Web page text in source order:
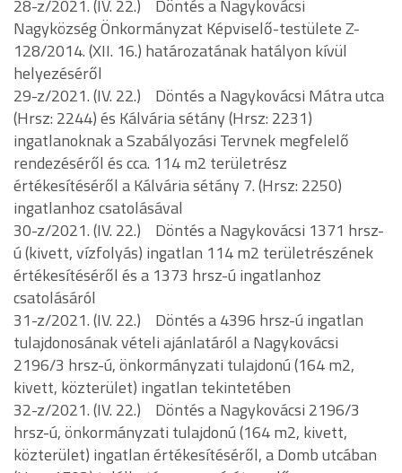
28-z/2021. (IV. 22.) Döntés a Nagykovácsi
Nagyközség Önkormányzat Képviselő-testülete Z-
128/2014. (XII. 16.) határozatának hatályon kívül
helyezéséről
29-z/2021. (IV. 22.) Döntés a Nagykovácsi Mátra utca
(Hrsz: 2244) és Kálvária sétány (Hrsz: 2231)
ingatlanoknak a Szabályozási Tervnek megfelelő
rendezéséről és cca. 114 m2 területrész
értékesítéséről a Kálvária sétány 7. (Hrsz: 2250)
ingatlanhoz csatolásával
30-z/2021. (IV. 22.) Döntés a Nagykovácsi 1371 hrsz-
ú (kivett, vízfolyás) ingatlan 114 m2 területrészének
értékesítéséről és a 1373 hrsz-ú ingatlanhoz
csatolásáról
31-z/2021. (IV. 22.) Döntés a 4396 hrsz-ú ingatlan
tulajdonosának vételi ajánlatáról a Nagykovácsi
2196/3 hrsz-ú, önkormányzati tulajdonú (164 m2,
kivett, közterület) ingatlan tekintetében
32-z/2021. (IV. 22.) Döntés a Nagykovácsi 2196/3
hrsz-ú, önkormányzati tulajdonú (164 m2, kivett,
közterület) ingatlan értékesítéséről, a Domb utcában